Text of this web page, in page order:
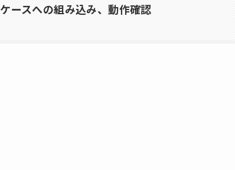
ケースへの組み込み、動作確認